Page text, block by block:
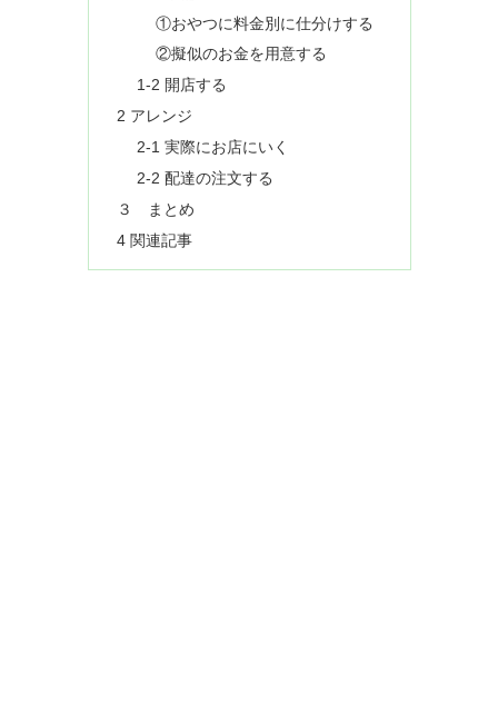
①おやつに料金別に仕分けする
②擬似のお金を用意する
1-2 開店する
2 アレンジ
2-1 実際にお店にいく
2-2 配達の注文する
３ まとめ
4 関連記事